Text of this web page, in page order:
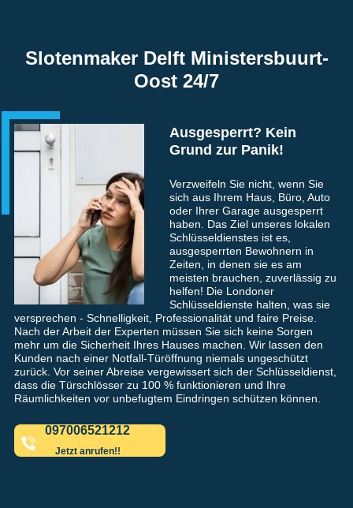
Slotenmaker Delft Ministersbuurt-
Oost 24/7
Ausgesperrt? Kein
Grund zur Panik!
Verzweifeln Sie nicht, wenn Sie
sich aus Ihrem Haus, Büro, Auto
oder Ihrer Garage ausgesperrt
haben. Das Ziel unseres lokalen
Schlüsseldienstes ist es,
ausgesperrten Bewohnern in
Zeiten, in denen sie es am
meisten brauchen, zuverlässig zu
helfen! Die Londoner
Schlüsseldienste halten, was sie
versprechen - Schnelligkeit, Professionalität und faire Preise.
Nach der Arbeit der Experten müssen Sie sich keine Sorgen
mehr um die Sicherheit Ihres Hauses machen. Wir lassen den
Kunden nach einer Notfall-Türöffnung niemals ungeschützt
zurück. Vor seiner Abreise vergewissert sich der Schlüsseldienst,
dass die Türschlösser zu 100 % funktionieren und Ihre
Räumlichkeiten vor unbefugtem Eindringen schützen können.
097006521212
Jetzt anrufen!!